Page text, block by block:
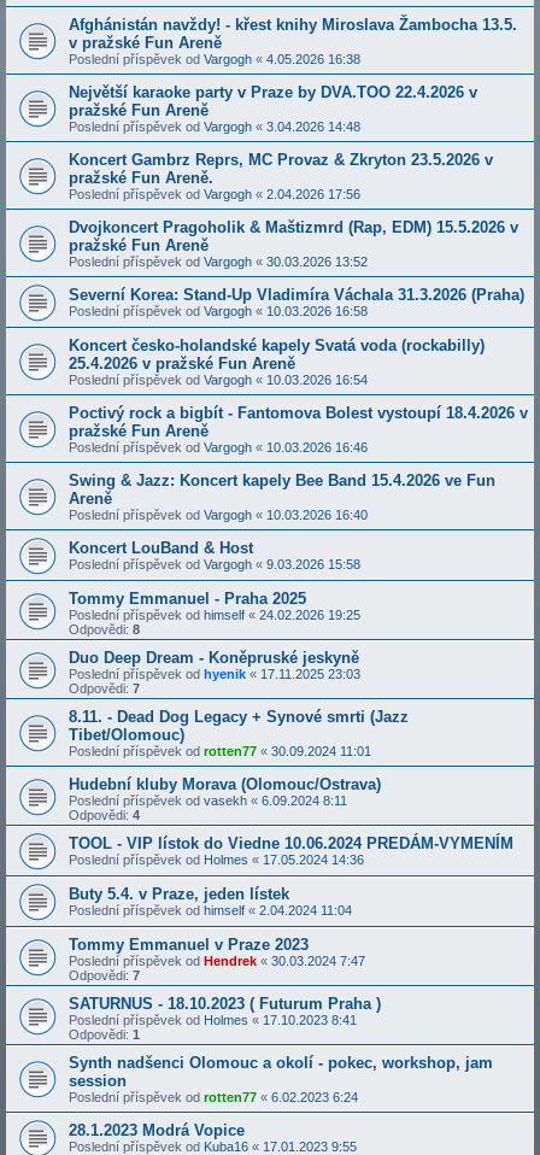
Afghánistán navždy! - křest knihy Miroslava Žambocha 13.5.
v pražské Fun Areně
Poslední příspěvek od Vargogh « 4.05.2026 16:38
Největší karaoke party v Praze by DVA.TOO 22.4.2026 v
pražské Fun Areně
Poslední příspěvek od Vargogh « 3.04.2026 14:48
Koncert Gambrz Reprs, MC Provaz & Zkryton 23.5.2026 v
pražské Fun Areně.
Poslední příspěvek od Vargogh « 2.04.2026 17:56
Dvojkoncert Pragoholik & Maštizmrd (Rap, EDM) 15.5.2026 v
pražské Fun Areně
Poslední příspěvek od Vargogh « 30.03.2026 13:52
Severní Korea: Stand-Up Vladimíra Váchala 31.3.2026 (Praha)
Poslední příspěvek od Vargogh « 10.03.2026 16:58
Koncert česko-holandské kapely Svatá voda (rockabilly)
25.4.2026 v pražské Fun Areně
Poslední příspěvek od Vargogh « 10.03.2026 16:54
Poctivý rock a bigbít - Fantomova Bolest vystoupí 18.4.2026 v
pražské Fun Areně
Poslední příspěvek od Vargogh « 10.03.2026 16:46
Swing & Jazz: Koncert kapely Bee Band 15.4.2026 ve Fun
Areně
Poslední příspěvek od Vargogh « 10.03.2026 16:40
Koncert LouBand & Host
Poslední příspěvek od Vargogh « 9.03.2026 15:58
Tommy Emmanuel - Praha 2025
Poslední příspěvek od himself « 24.02.2026 19:25
Odpovědi: 8
Duo Deep Dream - Koněpruské jeskyně
Poslední příspěvek od hyenik « 17.11.2025 23:03
Odpovědi: 7
8.11. - Dead Dog Legacy + Synové smrti (Jazz
Tibet/Olomouc)
Poslední příspěvek od rotten77 « 30.09.2024 11:01
Hudební kluby Morava (Olomouc/Ostrava)
Poslední příspěvek od vasekh « 6.09.2024 8:11
Odpovědi: 4
TOOL - VIP lístok do Viedne 10.06.2024 PREDÁM-VYMENÍM
Poslední příspěvek od Holmes « 17.05.2024 14:36
Buty 5.4. v Praze, jeden lístek
Poslední příspěvek od himself « 2.04.2024 11:04
Tommy Emmanuel v Praze 2023
Poslední příspěvek od Hendrek « 30.03.2024 7:47
Odpovědi: 7
SATURNUS - 18.10.2023 ( Futurum Praha )
Poslední příspěvek od Holmes « 17.10.2023 8:41
Odpovědi: 1
Synth nadšenci Olomouc a okolí - pokec, workshop, jam
session
Poslední příspěvek od rotten77 « 6.02.2023 6:24
28.1.2023 Modrá Vopice
Poslední příspěvek od Kuba16 « 17.01.2023 9:55